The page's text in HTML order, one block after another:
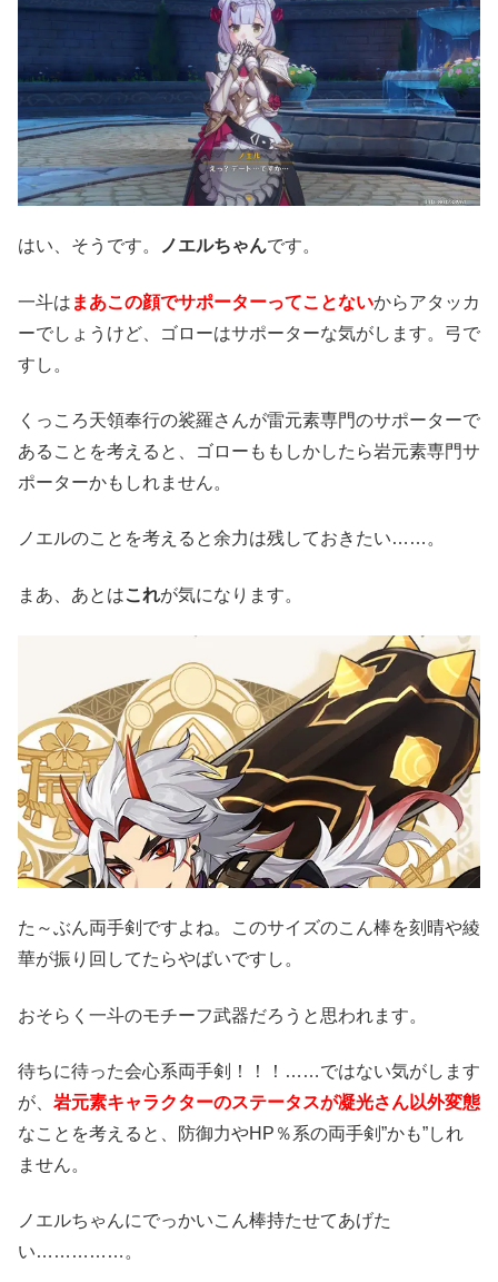
はい、そうです。 ノエルちゃんです。
一斗は まあこの顔でサポーターってことないからアタッカ
ーでしょうけど、ゴローはサポーターな気がします。弓で
すし。
くっころ天領奉行の裟羅さんが雷元素専門のサポーターで
あることを考えると、ゴローももしかしたら岩元素専門サ
ポーターかもしれません。
ノエルのことを考えると余力は残しておきたい……。
まあ、あとはこれが気になります。
た～ぶん両手剣ですよね。このサイズのこん棒を刻晴や綾
華が振り回してたらやばいですし。
おそらく一斗のモチーフ武器だろうと思われます。
待ちに待った会心系両手剣！！！……ではない気がします
が、 岩元素キャラクターのステータスが凝光さん以外変態
なことを考えると、防御力やHP％系の両手剣”かも”しれ
ません。
ノエルちゃんにでっかいこん棒持たせてあげた
い……………。